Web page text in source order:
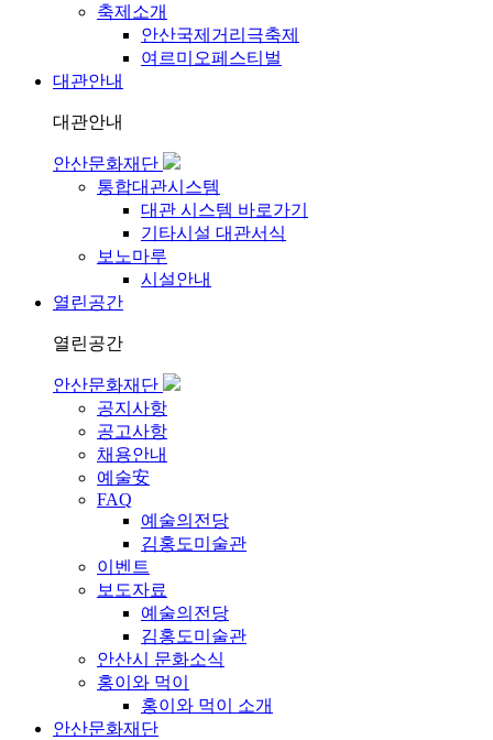
축제소개
안산국제거리극축제
여르미오페스티벌
대관안내
대관안내
안산문화재단
통합대관시스템
대관 시스템 바로가기
기타시설 대관서식
보노마루
시설안내
열린공간
열린공간
안산문화재단
공지사항
공고사항
채용안내
예술安
FAQ
예술의전당
김홍도미술관
이벤트
보도자료
예술의전당
김홍도미술관
안산시 문화소식
홍이와 먹이
홍이와 먹이 소개
안산문화재단